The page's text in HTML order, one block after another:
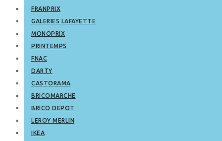
FRANPRIX
GALERIES LAFAYETTE
MONOPRIX
PRINTEMPS
FNAC
DARTY
CASTORAMA
BRICOMARCHE
BRICO DEPOT
LEROY MERLIN
IKEA